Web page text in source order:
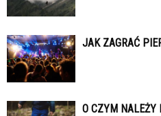
JAK ZAGRAĆ
O CZYM NALEŻY